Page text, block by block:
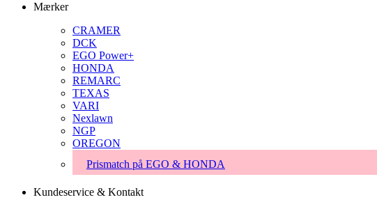
Mærker
CRAMER
DCK
EGO Power+
HONDA
REMARC
TEXAS
VARI
Nexlawn
NGP
OREGON
Prismatch på EGO & HONDA
Kundeservice & Kontakt